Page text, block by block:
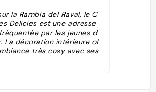
la Rambla del Raval, le C
Delicies est une adresse
par les jeunes d
La décoration intérieure of
très cosy avec ses